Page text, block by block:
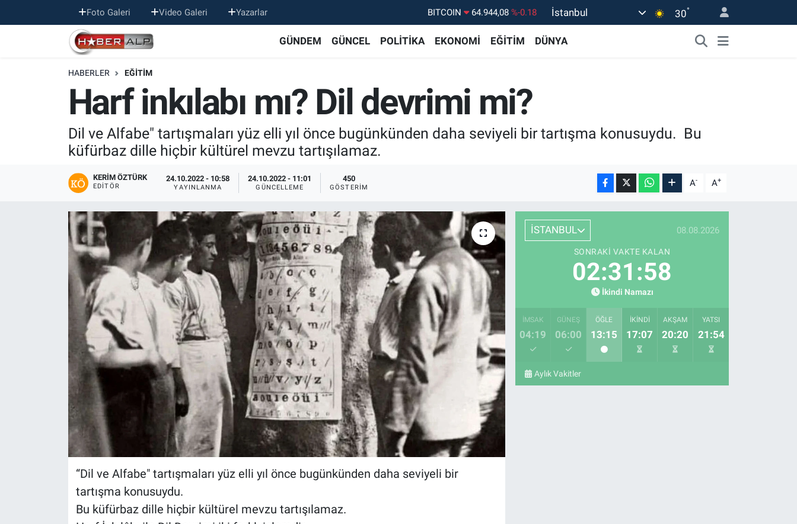
Foto Galeri Video Galeri Yazarlar BITCOIN 64.944,08 %-0.18
47,7436
%0.18
GRAM ALTIN
6660.55 %0.03
İstanbul 30°
GÜNDEM GÜNCEL POLİTİKA EKONOMİ EĞİTİM DÜNYA
HABERLER EĞİTİM
Harf inkılabı mı? Dil devrimi mi?
Dil ve Alfabe" tartışmaları yüz elli yıl önce bugünkünden daha seviyeli bir tartışma konusuydu. Bu
küfürbaz dille hiçbir kültürel mevzu tartışılamaz.
KERIM ÖZTÜRK
EDITÖR
24.10.2022 - 10:58
YAYINLANMA
24.10.2022 - 11:01
GÜNCELLEME
450
GÖSTERIM A- A+
“Dil ve Alfabe" tartışmaları yüz elli yıl önce bugünkünden daha seviyeli bir
tartışma konusuydu.
Bu küfürbaz dille hiçbir kültürel mevzu tartışılamaz.
İSTANBUL 08.08.2026
SONRAKI VAKTE KALAN
02:31:57
İkindi Namazı
İMSAK
04:19
GÜNEŞ
06:00
ÖĞLE
13:15
İKINDI
17:07
AKŞAM
20:20
YATSI
21:54
Aylık Vakitler
Nöbetçi Eczaneler
Hava Durumu
Trafik Durumu
Süper Lig Puan Durumu ve Fikstür
Son Dakika Haberleri
Haber Arşivi